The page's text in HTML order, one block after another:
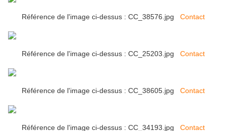
Référence de l'image ci-dessus : CC_38576.jpg Contact
Référence de l'image ci-dessus : CC_25203.jpg Contact
Référence de l'image ci-dessus : CC_38605.jpg Contact
Référence de l'image ci-dessus : CC_34193.jpg Contact